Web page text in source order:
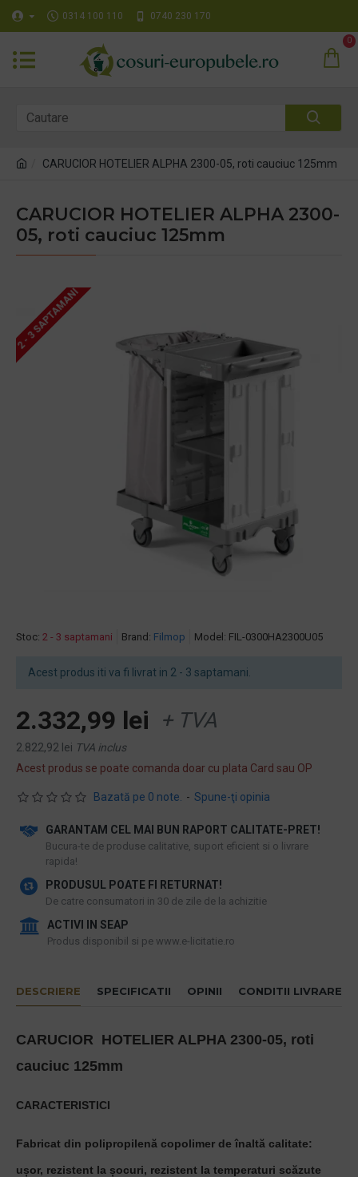
0314 100 110 0740 230 170
0
CARUCIOR HOTELIER ALPHA 2300-05, roti cauciuc 125mm
CARUCIOR HOTELIER ALPHA 2300-
05, roti cauciuc 125mm
2 - 3 SAPTAMANI
Stoc: 2 - 3 saptamani Brand: Filmop Model: FIL-0300HA2300U05
Acest produs iti va fi livrat in 2 - 3 saptamani.
Bazată pe 0 note. - Spune-ţi opinia
2.332,99 lei + TVA
2.822,92 lei TVA inclus
Acest produs se poate comanda doar cu plata Card sau OP
GARANTAM CEL MAI BUN RAPORT CALITATE-PRET!
​Bucura-te de produse calitative, suport eficient si o livrare
rapida!
PRODUSUL POATE FI RETURNAT!
De catre consumatori in 30 de zile de la achizitie
ACTIVI IN SEAP
Produs disponibil si pe www.e-licitatie.ro
DESCRIERE SPECIFICATII OPINII CONDITII LIVRARE
CARUCIOR HOTELIER ALPHA 2300-05, roti
cauciuc 125mm
CARACTERISTICI
Fabricat din polipropilenă copolimer de înaltă calitate:
ușor, rezistent la șocuri, rezistent la temperaturi scăzute